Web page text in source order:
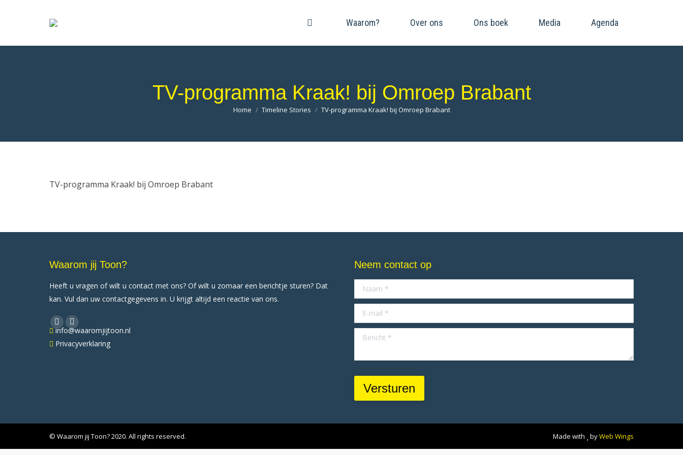
Waarom? Over ons Ons boek Media Agenda
TV-programma Kraak! bij Omroep Brabant
Je bent hier:
Home Timeline Stories TV-programma Kraak! bij Omroep Brabant
TV-programma Kraak! bij Omroep Brabant
Waarom jij Toon?
Heeft u vragen of wilt u contact met ons? Of wilt u zomaar een berichtje sturen? Dat
kan. Vul dan uw contactgegevens in. U krijgt altijd een reactie van ons.
info@waaromjijtoon.nl
Privacyverklaring
Neem contact op
Naam *
E-mail *
Bericht *
Versturen
Vind ons op:
X
page
YouTube
page
© Waarom jij Toon? 2020. All rights reserved. Made with byWeb Wings